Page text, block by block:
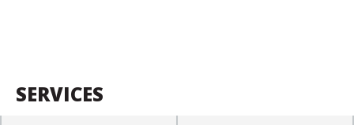
SERVICES